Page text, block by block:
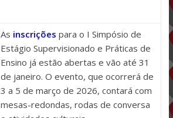
As inscrições para o I Simpósio de
Estágio Supervisionado e Práticas de
Ensino já estão abertas e vão até 31
de janeiro. O evento, que ocorrerá de
3 a 5 de março de 2026, contará com
mesas-redondas, rodas de conversa